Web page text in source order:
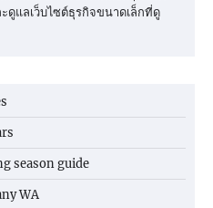
ดูแลเว็บไซต์ธุรกิจขนาดเล็กที่ดู
season guide
WA